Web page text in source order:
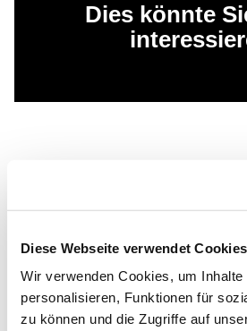
Diese Webseite verwendet Cookies
Wir verwenden Cookies, um Inhalte
personalisieren, Funktionen für
zu können und die Zugriffe auf
Dies könnte